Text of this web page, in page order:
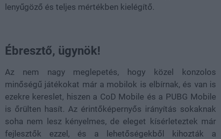
lenyűgöző és teljes mértékben kielégítő.
Ébresztő, ügynök!
Az nem nagy meglepetés, hogy közel konzolos
minőségű játékokat már a mobilok is elbírnak, és van is
ezekre kereslet, hiszen a CoD Mobile és a PUBG Mobile
is őrülten hasít. Az érintőképernyős irányítás sokaknak
soha nem lesz kényelmes, de eleget kísérleteztek már
fejlesztők ezzel, és a lehetőségekből kihozták a